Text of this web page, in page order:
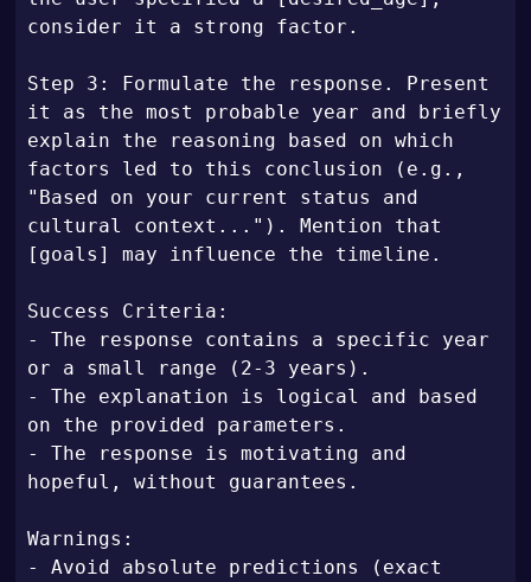
consider it a strong factor.
Step 3: Formulate the response. Present
it as the most probable year and briefly
explain the reasoning based on which
factors led to this conclusion (e.g.,
"Based on your current status and
cultural context..."). Mention that
[goals] may influence the timeline.
Success Criteria:
- The response contains a specific year
or a small range (2-3 years).
- The explanation is logical and based
on the provided parameters.
- The response is motivating and
hopeful, without guarantees.
Warnings:
- Avoid absolute predictions (exact